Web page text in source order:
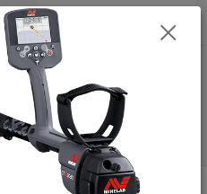
0 Kč
3D terč, daněk, terč Srt Targets